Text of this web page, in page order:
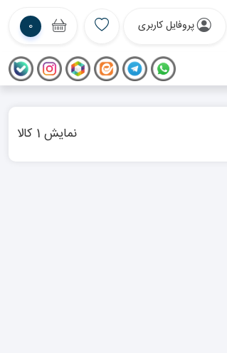
پروفایل کاربری 0
نمایش 1 کالا